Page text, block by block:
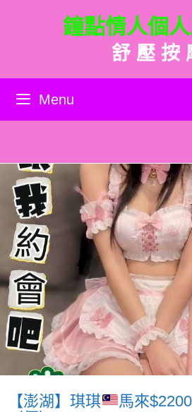
內
鐘點情人個
舒 壓 按
Menu
【澎湖】琪琪
馬來